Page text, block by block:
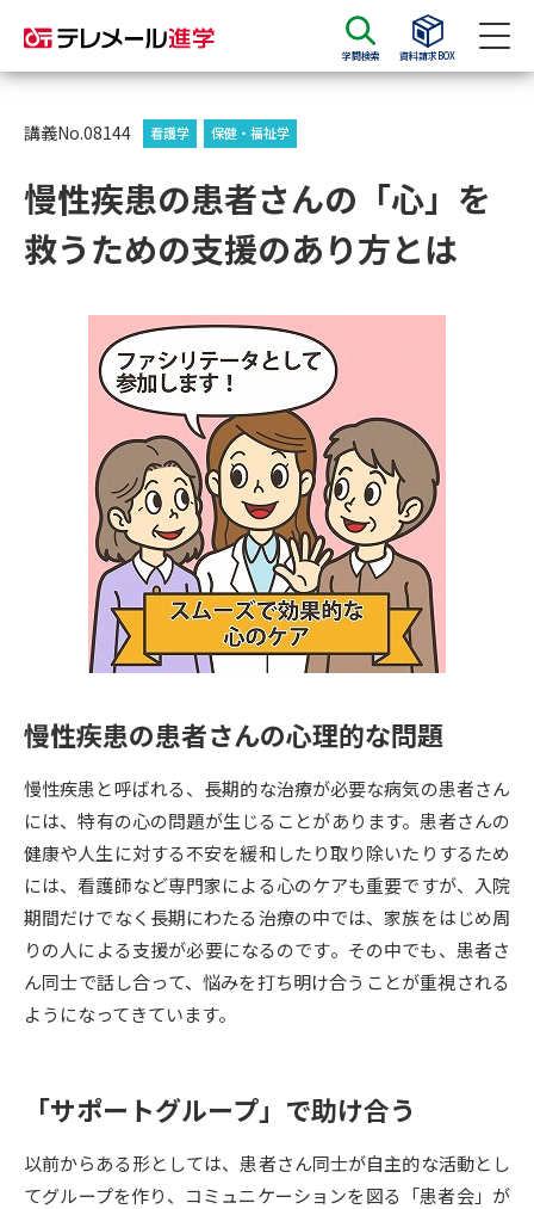
学問検索 資料請求BOX
資料請求
大学・短大の資料種類から請求
総合型選抜・学校推薦型選抜 募
集要項＆願書
大学入学共通テスト利用選抜の
募集要項＆願書
大学・短大以外の資料から請求
専門学校の資料請求 大学院の資料請求
留学・進学関連、塾・予備校
大学入学共通テスト「受験案
内」の請求
大学入学共通テスト「受験上の
配慮案内」の請求
高等学校卒業程度認定試験
幼稚園教員資格認定試験 小学校教員資格認定試験
高等学校（情報）教員資格認定
試験
大学研究 大学検索
大学で学べる内容や特徴を調べる
データサイエンス特集 奨学金・特待生制度特集
デジタルパンフレット 進路の３択
講義No.08144 看護学 保健・福祉学
慢性疾患の患者さんの「心」を
救うための支援のあり方とは
慢性疾患の患者さんの心理的な問題
慢性疾患と呼ばれる、長期的な治療が必要な病気の患者さん
には、特有の心の問題が生じることがあります。患者さんの
健康や人生に対する不安を緩和したり取り除いたりするため
には、看護師など専門家による心のケアも重要ですが、入院
期間だけでなく長期にわたる治療の中では、家族をはじめ周
りの人による支援が必要になるのです。その中でも、患者さ
ん同士で話し合って、悩みを打ち明け合うことが重視される
ようになってきています。
「サポートグループ」で助け合う
以前からある形としては、患者さん同士が自主的な活動とし
てグループを作り、コミュニケーションを図る「患者会」が